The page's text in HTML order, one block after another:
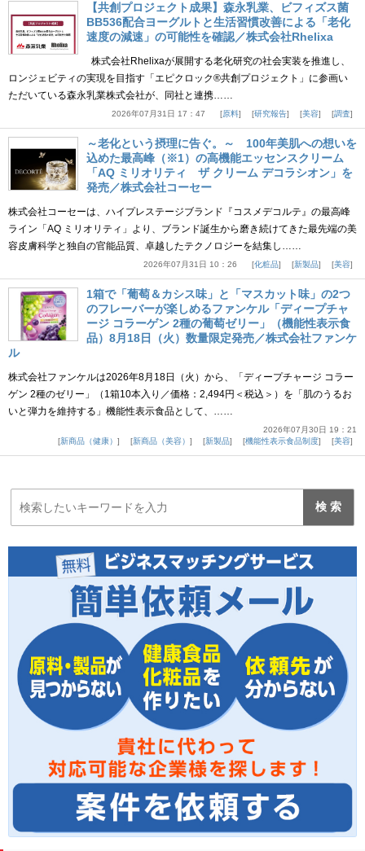
【共創プロジェクト成果】森永乳業、ビフィズス菌
BB536配合ヨーグルトと生活習慣改善による「老化
速度の減速」の可能性を確認／株式会社Rhelixa
株式会社Rhelixaが展開する老化研究の社会実装を推進し、
ロンジェビティの実現を目指す「エピクロック®共創プロジェクト」に参画い
ただいている森永乳業株式会社が、同社と連携……
2026年07月31日 17：47 原料 研究報告 美容 調査
～老化という摂理に告ぐ。～ 100年美肌への想いを
込めた最高峰（※1）の高機能エッセンスクリーム
「AQ ミリオリティ ザ クリーム デコラシオン」を
発売／株式会社コーセー
株式会社コーセーは、ハイプレステージブランド『コスメデコルテ』の最高峰
ライン「AQ ミリオリティ」より、ブランド誕生から磨き続けてきた最先端の美
容皮膚科学と独自の官能品質、卓越したテクノロジーを結集し……
2026年07月31日 10：26 化粧品 新製品 美容
1箱で「葡萄＆カシス味」と「マスカット味」の2つ
のフレーバーが楽しめるファンケル「ディープチャ
ージ コラーゲン 2種の葡萄ゼリー」（機能性表示食
品）8月18日（火）数量限定発売／株式会社ファンケ
ル
株式会社ファンケルは2026年8月18日（火）から、「ディープチャージ コラー
ゲン 2種のゼリー」（1箱10本入り／価格：2,494円＜税込＞）を「肌のうるお
いと弾力を維持する」機能性表示食品として、……
2026年07月30日 19：21
新商品（健康）
新商品（美容） 新製品 機能性表示食品制度 美容